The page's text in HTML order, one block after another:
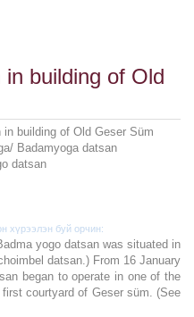
building of Old
in building of Old Geser Süm
Badamyoga datsan
datsan
хүрээлэн буй орчин:
yogo datsan was situated in
datsan.) From 16 January
began to operate in one of the
courtyard of Geser süm. (See